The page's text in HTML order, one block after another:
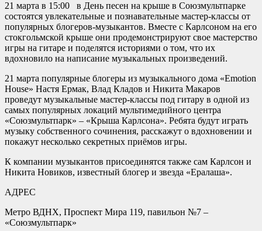
21 марта в 15:00 в День песен на крыше в Союзмультпарке
состоятся увлекательные и познавательные мастер-классы от
популярных блогеров-музыкантов. Вместе с Карлсоном на его
стокгольмской крыше они продемонстрируют свое мастерство
игры на гитаре и поделятся историями о том, что их
вдохновило на написание музыкальных произведений.
21 марта популярные блогеры из музыкального дома «Emotion
House» Настя Ермак, Влад Кладов и Никита Макаров
проведут музыкальные мастер-классы под гитару в одной из
самых популярных локаций мультимедийного центра
«Союзмультпарк» – «Крыша Карлсона». Ребята будут играть
музыку собственного сочинения, расскажут о вдохновении и
покажут несколько секретных приёмов игры.
К компании музыкантов присоединятся также сам Карлсон и
Никита Новиков, известный блогер и звезда «Ералаша».
АДРЕС
Метро ВДНХ, Проспект Мира 119, павильон №7 –
«Союзмультпарк»